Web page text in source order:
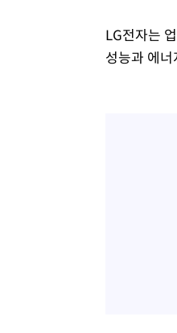
LG전자는
성능과 에